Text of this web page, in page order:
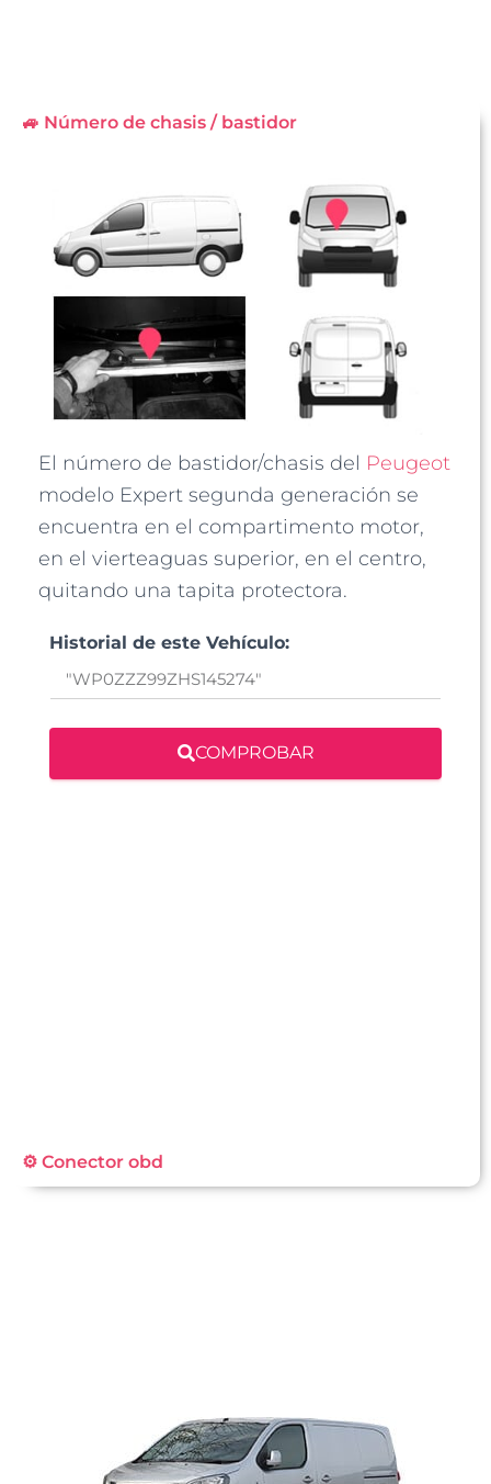
🚙 Número de chasis / bastidor
El número de bastidor/chasis del Peugeot
modelo Expert segunda generación se
encuentra en el compartimento motor,
en el vierteaguas superior, en el centro,
quitando una tapita protectora.
Historial de este Vehículo:
COMPROBAR
⚙️ Conector obd